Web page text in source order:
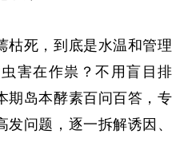
枯死，到底是水温和管理
害在作祟？不用盲目排
期岛本酵素百问百答，专
问题，逐一拆解诱因、